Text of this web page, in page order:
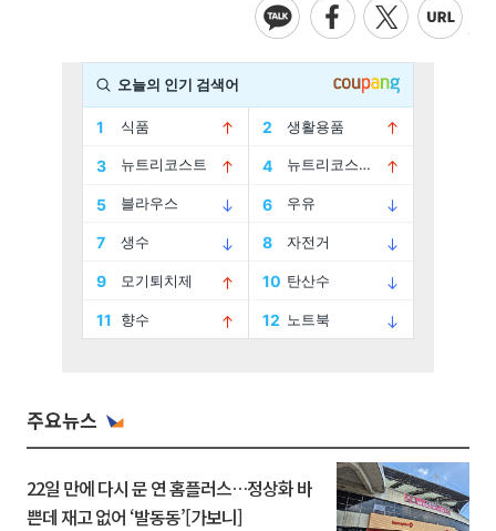
주요뉴스
22일 만에 다시 문 연 홈플러스…정상화 바
쁜데 재고 없어 ‘발동동’[가보니]